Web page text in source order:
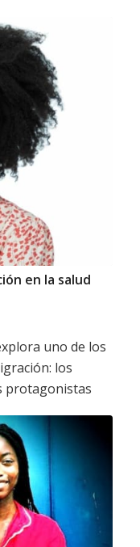
en la salud
uno de los
los
protagonistas